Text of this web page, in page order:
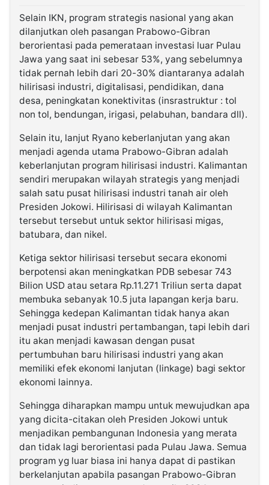
Selain IKN, program strategis nasional yang akan
dilanjutkan oleh pasangan Prabowo-Gibran
berorientasi pada pemerataan investasi luar Pulau
Jawa yang saat ini sebesar 53%, yang sebelumnya
tidak pernah lebih dari 20-30% diantaranya adalah
hilirisasi industri, digitalisasi, pendidikan, dana
desa, peningkatan konektivitas (insrastruktur : tol
non tol, bendungan, irigasi, pelabuhan, bandara dll).
Selain itu, lanjut Ryano keberlanjutan yang akan
menjadi agenda utama Prabowo-Gibran adalah
keberlanjutan program hilirisasi industri. Kalimantan
sendiri merupakan wilayah strategis yang menjadi
salah satu pusat hilirisasi industri tanah air oleh
Presiden Jokowi. Hilirisasi di wilayah Kalimantan
tersebut tersebut untuk sektor hilirisasi migas,
batubara, dan nikel.
Ketiga sektor hilirisasi tersebut secara ekonomi
berpotensi akan meningkatkan PDB sebesar 743
Bilion USD atau setara Rp.11.271 Triliun serta dapat
membuka sebanyak 10.5 juta lapangan kerja baru.
Sehingga kedepan Kalimantan tidak hanya akan
menjadi pusat industri pertambangan, tapi lebih dari
itu akan menjadi kawasan dengan pusat
pertumbuhan baru hilirisasi industri yang akan
memiliki efek ekonomi lanjutan (linkage) bagi sektor
ekonomi lainnya.
Sehingga diharapkan mampu untuk mewujudkan apa
yang dicita-citakan oleh Presiden Jokowi untuk
menjadikan pembangunan Indonesia yang merata
dan tidak lagi berorientasi pada Pulau Jawa. Semua
program yg luar biasa ini hanya dapat di pastikan
berkelanjutan apabila pasangan Prabowo-Gibran